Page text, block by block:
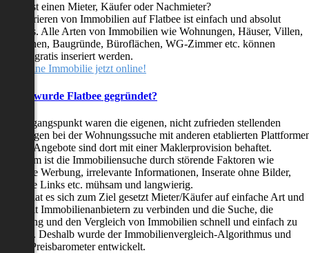
suchst einen Mieter, Käufer oder Nachmieter?
Inserieren von Immobilien auf Flatbee ist einfach und absolut
Alle Arten von Immobilien wie Wohnungen, Häuser, Villen,
Baugründe, Büroflächen, WG-Zimmer etc. können
gratis inseriert werden.
deine Immobilie jetzt online!
wurde Flatbee gegründet?
Ausgangspunkt waren die eigenen, nicht zufrieden stellenden
bei der Wohnungssuche mit anderen etablierten
alle Angebote sind dort mit einer Maklerprovision behaftet.
ist die Immobiliensuche durch störende Faktoren wie
Werbung, irrelevante Informationen, Inserate ohne Bilder,
Links etc. mühsam und langwierig.
hat es sich zum Ziel gesetzt Mieter/Käufer auf einfache Art und
mit Immobilienanbietern zu verbinden und die Suche, die
und den Vergleich von Immobilien schnell und einfach zu
Deshalb wurde der Immobilienvergleich-Algorithmus und
Preisbarometer entwickelt.